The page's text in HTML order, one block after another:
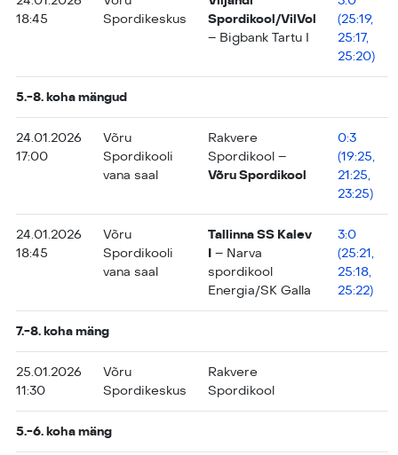
18:45
Spordikeskus
Spordikool/VilVol
– Bigbank Tartu I
(25:19,
25:17,
25:20)
5.-8. koha mängud
24.01.2026
17:00
Võru
Spordikooli
vana saal
Rakvere
Spordikool –
Võru Spordikool
0:3
(19:25,
21:25,
23:25)
24.01.2026
18:45
Võru
Spordikooli
vana saal
Tallinna SS Kalev
I– Narva
spordikool
Energia/SK Galla
3:0
(25:21,
25:18,
25:22)
7.-8. koha mäng
25.01.2026
11:30
Võru
Spordikeskus
Rakvere
Spordikool
5.-6. koha mäng